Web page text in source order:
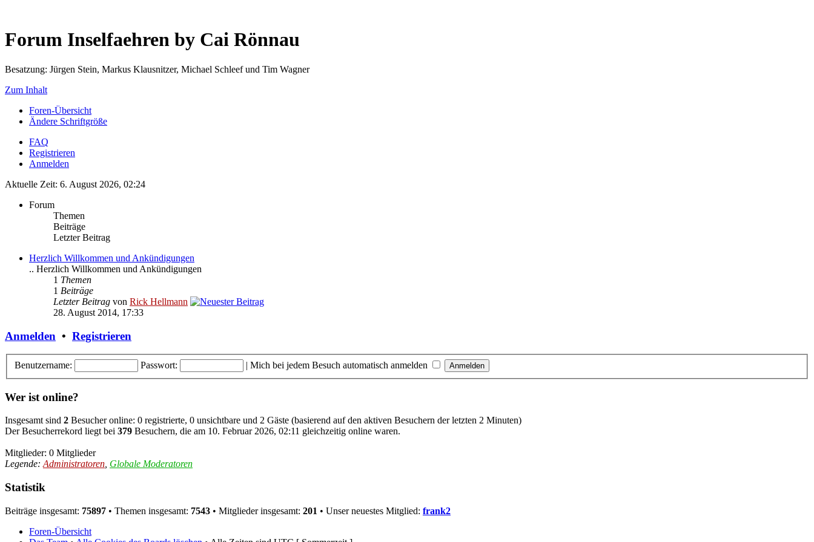
Forum Inselfaehren by Cai Rönnau
Besatzung: Jürgen Stein, Markus Klausnitzer, Michael Schleef und Tim Wagner
Zum Inhalt
Foren-Übersicht
Ändere Schriftgröße
FAQ
Registrieren
Anmelden
Aktuelle Zeit: 6. August 2026, 02:24
Forum
Themen
Beiträge
Letzter Beitrag
Herzlich Willkommen und Ankündigungen
.. Herzlich Willkommen und Ankündigungen
1 Themen
1 Beiträge
Letzter Beitrag von Rick Hellmann
28. August 2014, 17:33
Anmelden • Registrieren
Benutzername: Passwort: | Mich bei jedem Besuch automatisch anmelden
Wer ist online?
Insgesamt sind 2 Besucher online: 0 registrierte, 0 unsichtbare und 2 Gäste (basierend auf den aktiven Besuchern der letzten 2 Minuten)
Der Besucherrekord liegt bei 379 Besuchern, die am 10. Februar 2026, 02:11 gleichzeitig online waren.
Mitglieder: 0 Mitglieder
Legende: Administratoren Globale Moderatoren
Statistik
Beiträge insgesamt: 75897 • Themen insgesamt: 7543 • Mitglieder insgesamt: 201 • Unser neuestes Mitglied: frank2
Foren-Übersicht